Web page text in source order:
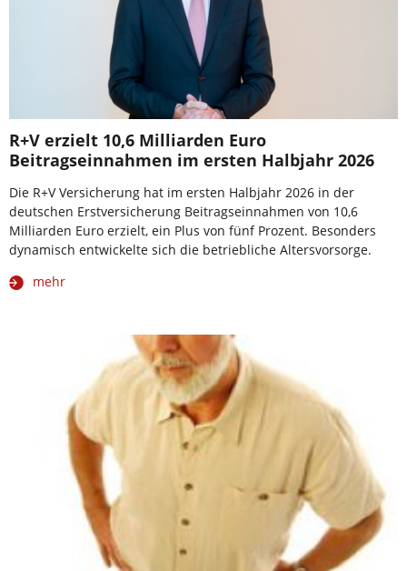
R+V erzielt 10,6 Milliarden Euro
Beitragseinnahmen im ersten Halbjahr 2026
Die R+V Versicherung hat im ersten Halbjahr 2026 in der
deutschen Erstversicherung Beitragseinnahmen von 10,6
Milliarden Euro erzielt, ein Plus von fünf Prozent. Besonders
dynamisch entwickelte sich die betriebliche Altersvorsorge.
mehr